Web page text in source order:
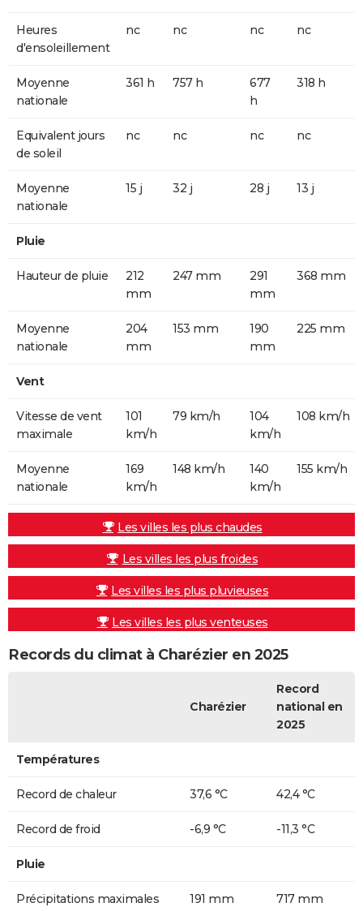
Heures
d'ensoleillement
nc nc nc nc
Moyenne
nationale
361 h 757 h
677
h
318 h
Equivalent jours
de soleil
nc nc nc nc
Moyenne
nationale
15 j 32 j 28 j 13 j
Pluie
Hauteur de pluie
212
mm
247 mm
291
mm
368 mm
Moyenne
nationale
204
mm
153 mm
190
mm
225 mm
Vent
Vitesse de vent
maximale
101
km/h
79 km/h
104
km/h
108 km/h
Moyenne
nationale
169
km/h
148 km/h
140
km/h
155 km/h
Les villes les plus chaudes
Les villes les plus froides
Les villes les plus pluvieuses
Les villes les plus venteuses
Records du climat à Charézier en 2025
Charézier
Record
national en
2025
Températures
Record de chaleur 37,6 °C 42,4 °C
Record de froid -6,9 °C -11,3 °C
Pluie
Précipitations maximales 191 mm 717 mm